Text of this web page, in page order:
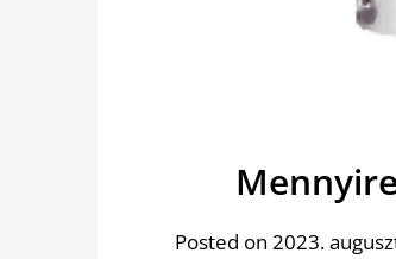
Posted on 2023.